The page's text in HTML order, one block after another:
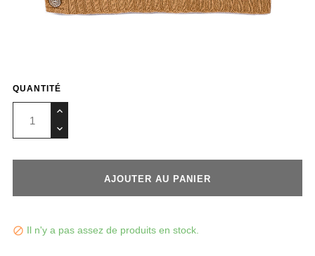
QUANTITÉ
AJOUTER AU PANIER
 Il n'y a pas assez de produits en stock.